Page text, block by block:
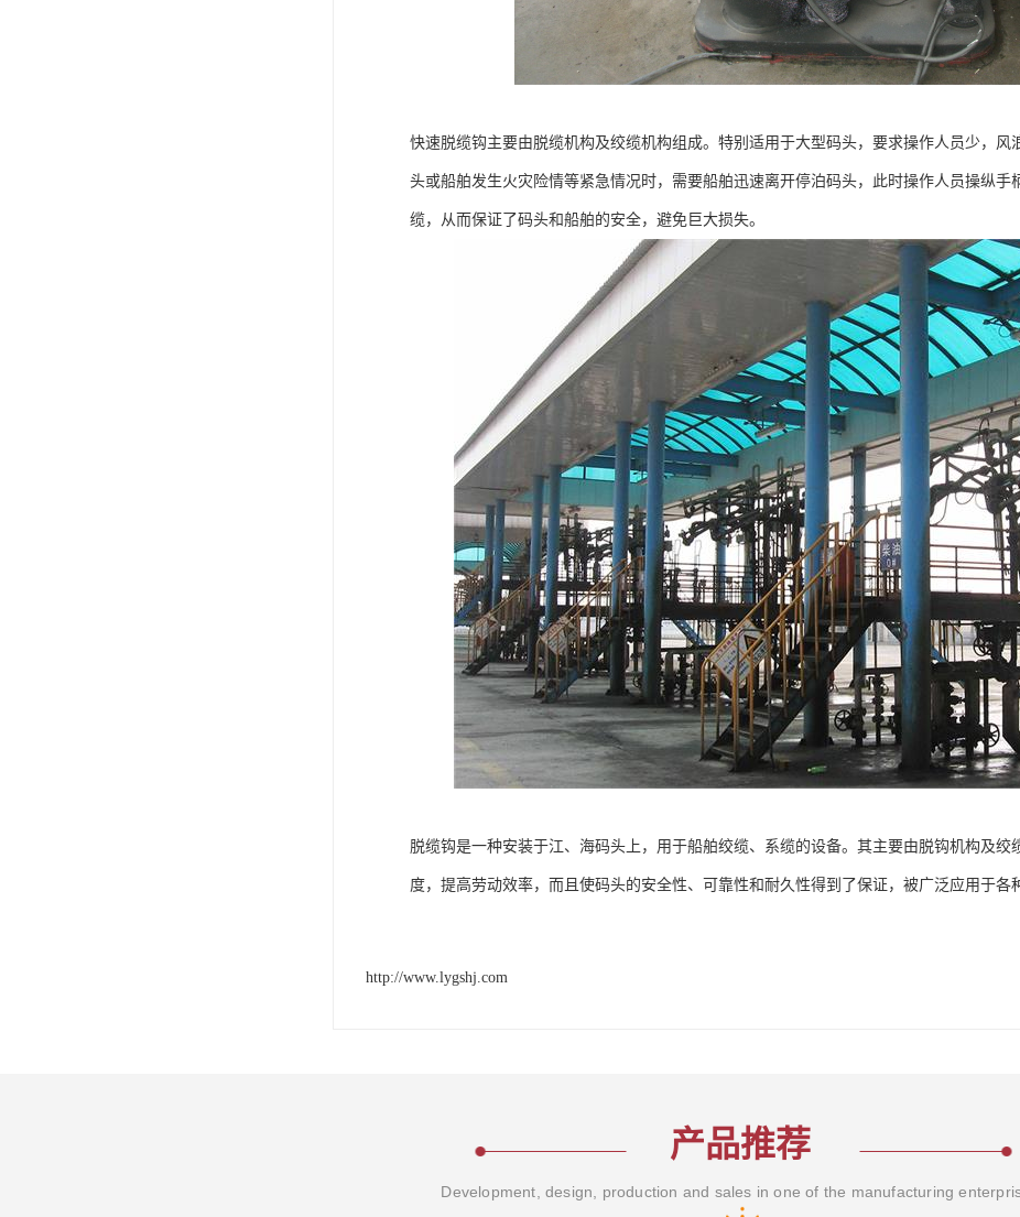
快速脱缆钩主要由脱缆机构及绞缆机构组成。特别适用于大型码头，要求操作人员少，
头或船舶发生火灾险情等紧急情况时，需要船舶迅速离开停泊码头，此时操作人员操纵
缆，从而保证了码头和船舶的安全，避免巨大损失。
脱缆钩是一种安装于江、海码头上，用于船舶绞缆、系缆的设备。其主要由脱钩机构及
度，提高劳动效率，而且使码头的安全性、可靠性和耐久性得到了保证，被广泛应用于各
http://www.lygshj.com
产品推荐
Development, design, production and sales in one of the manufacturing